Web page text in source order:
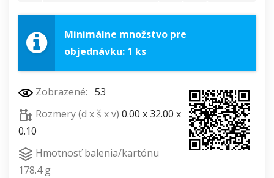
Minimálne množstvo pre
objednávku: 1 ks
Zobrazené: 53
Rozmery (d x š x v) 0.00 x 32.00 x
0.10
Hmotnosť balenia/kartónu
178.4 g